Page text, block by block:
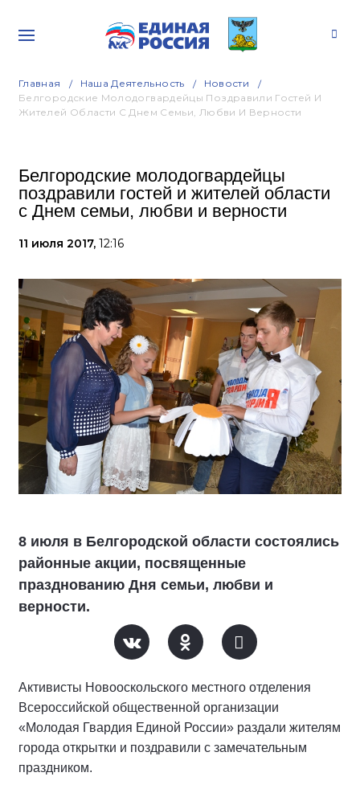
Главная Наша Деятельность
Новости
Белгородские Молодогвардейцы Поздравили Гостей И
Жителей Области С Днем Семьи, Любви И Верности
Белгородские молодогвардейцы
поздравили гостей и жителей области
с Днем семьи, любви и верности
11 июля 2017, 12:16
8 июля в Белгородской области состоялись
районные акции, посвященные
празднованию Дня семьи, любви и
верности.
Активисты Новооскольского местного отделения
Всероссийской общественной организации
«Молодая Гвардия Единой России» раздали жителям
города открытки и поздравили с замечательным
праздником.